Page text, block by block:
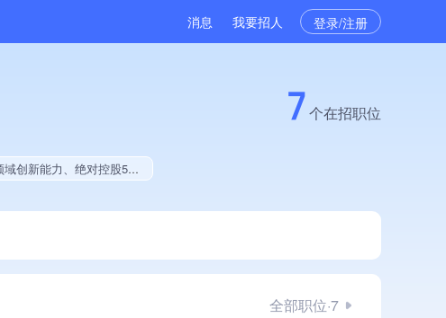
消息 我要招人 登录/注册
大学生就业贡献、2025年公开项目中标、拥有绿色资质、拥有工艺创新能力、拥有著作权、软件研发量位于同行前40%
7个在招职位
全部职位·7